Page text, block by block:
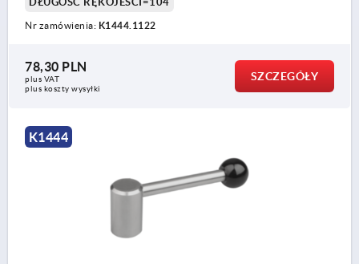
Nr zamówienia: K1444.1122
78,30 PLN
plus VAT
plus koszty wysyłki
SZCZEGÓŁY
K1444